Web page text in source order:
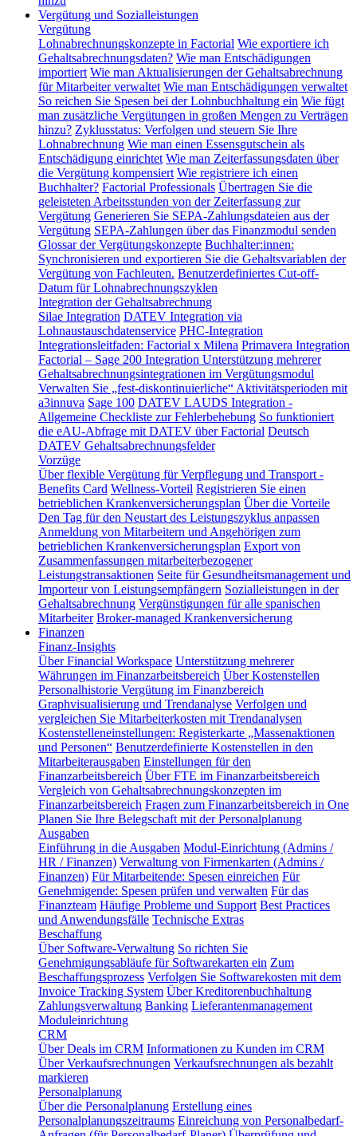
Vergütung und Sozialleistungen
Vergütung
Lohnabrechnungskonzepte in Factorial Wie exportiere ich
Gehaltsabrechnungsdaten? Wie man Entschädigungen
importiert Wie man Aktualisierungen der Gehaltsabrechnung
für Mitarbeiter verwaltet Wie man Entschädigungen verwaltet
So reichen Sie Spesen bei der Lohnbuchhaltung ein Wie fügt
man zusätzliche Vergütungen in großen Mengen zu Verträgen
hinzu? Zyklusstatus: Verfolgen und steuern Sie Ihre
Lohnabrechnung Wie man einen Essensgutschein als
Entschädigung einrichtet Wie man Zeiterfassungsdaten über
die Vergütung kompensiert Wie registriere ich einen
Buchhalter? Factorial Professionals Übertragen Sie die
geleisteten Arbeitsstunden von der Zeiterfassung zur
Vergütung Generieren Sie SEPA-Zahlungsdateien aus der
Vergütung SEPA-Zahlungen über das Finanzmodul senden
Glossar der Vergütungskonzepte Buchhalter:innen:
Synchronisieren und exportieren Sie die Gehaltsvariablen der
Vergütung von Fachleuten. Benutzerdefiniertes Cut-off-
Datum für Lohnabrechnungszyklen
Integration der Gehaltsabrechnung
Silae Integration DATEV Integration via
Lohnaustauschdatenservice PHC-Integration
Integrationsleitfaden: Factorial x Milena Primavera Integration
Factorial – Sage 200 Integration Unterstützung mehrerer
Gehaltsabrechnungsintegrationen im Vergütungsmodul
Verwalten Sie „fest-diskontinuierliche“ Aktivitätsperioden mit
a3innuva Sage 100 DATEV LAUDS Integration -
Allgemeine Checkliste zur Fehlerbehebung So funktioniert
die eAU-Abfrage mit DATEV über Factorial Deutsch
DATEV Gehaltsabrechnungsfelder
Vorzüge
Über flexible Vergütung für Verpflegung und Transport -
Benefits Card Wellness-Vorteil Registrieren Sie einen
betrieblichen Krankenversicherungsplan Über die Vorteile
Den Tag für den Neustart des Leistungszyklus anpassen
Anmeldung von Mitarbeitern und Angehörigen zum
betrieblichen Krankenversicherungsplan Export von
Zusammenfassungen mitarbeiterbezogener
Leistungstransaktionen Seite für Gesundheitsmanagement und
Importeur von Leistungsempfängern Sozialleistungen in der
Gehaltsabrechnung Vergünstigungen für alle spanischen
Mitarbeiter Broker-managed Krankenversicherung
Finanzen
Finanz-Insights
Über Financial Workspace Unterstützung mehrerer
Währungen im Finanzarbeitsbereich Über Kostenstellen
Personalhistorie Vergütung im Finanzbereich
Graphvisualisierung und Trendanalyse Verfolgen und
vergleichen Sie Mitarbeiterkosten mit Trendanalysen
Kostenstelleneinstellungen: Registerkarte „Massenaktionen
und Personen“ Benutzerdefinierte Kostenstellen in den
Mitarbeiterausgaben Einstellungen für den
Finanzarbeitsbereich Über FTE im Finanzarbeitsbereich
Vergleich von Gehaltsabrechnungskonzepten im
Finanzarbeitsbereich Fragen zum Finanzarbeitsbereich in One
Planen Sie Ihre Belegschaft mit der Personalplanung
Ausgaben
Einführung in die Ausgaben Modul-Einrichtung (Admins /
HR / Finanzen) Verwaltung von Firmenkarten (Admins /
Finanzen) Für Mitarbeitende: Spesen einreichen Für
Genehmigende: Spesen prüfen und verwalten Für das
Finanzteam Häufige Probleme und Support Best Practices
und Anwendungsfälle Technische Extras
Beschaffung
Über Software-Verwaltung So richten Sie
Genehmigungsabläufe für Softwarekarten ein Zum
Beschaffungsprozess Verfolgen Sie Softwarekosten mit dem
Invoice Tracking System Über Kreditorenbuchhaltung
Zahlungsverwaltung Banking Lieferantenmanagement
Moduleinrichtung
CRM
Über Deals im CRM Informationen zu Kunden im CRM
Über Verkaufsrechnungen Verkaufsrechnungen als bezahlt
markieren
Personalplanung
Über die Personalplanung Erstellung eines
Personalplanungszeitraums Einreichung von Personalbedarf-